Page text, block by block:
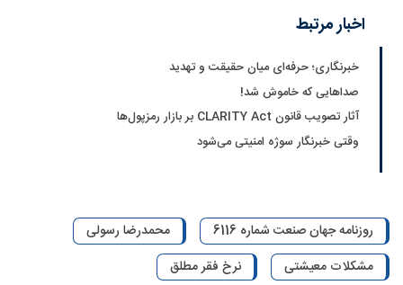
اخبار مرتبط
خبرنگاری؛ حرفه‌ای میان حقیقت و تهدید
صداهایی که خاموش شد!
آثار تصویب قانون CLARITY Act بر بازار رمزپول‌ها
وقتی خبرنگار سوژه امنیتی می‌شود
روزنامه جهان صنعت شماره 6116
محمدرضا رسولی
مشکلات معیشتی
نرخ فقر مطلق